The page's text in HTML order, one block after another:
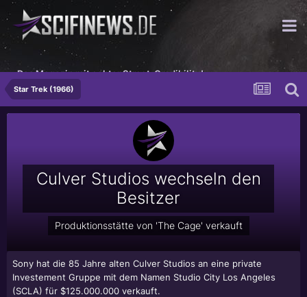
Das Magazin mit echter Street-Credibility!
Star Trek (1966)
Culver Studios wechseln den
Besitzer
Produktionsstätte von 'The Cage' verkauft
Sony hat die 85 Jahre alten Culver Studios an eine private
Investement Gruppe mit dem Namen Studio City Los Angeles
(SCLA) für $125.000.000 verkauft.